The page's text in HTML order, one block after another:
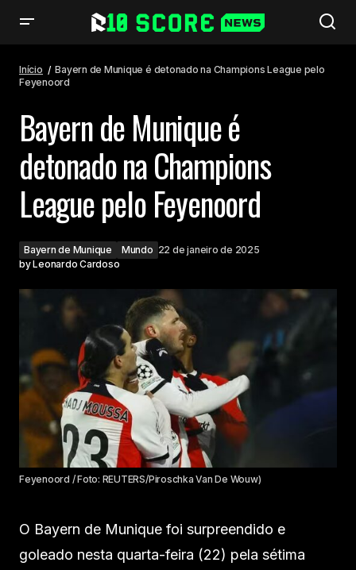
Início
Bayern de Munique é detonado na Champions League pelo
Feyenoord
Bayern de Munique é
detonado na Champions
League pelo Feyenoord
Bayern de Munique Mundo 22 de janeiro de 2025
byLeonardo Cardoso
Feyenoord / Foto: REUTERS/Piroschka Van De Wouw)
O Bayern de Munique foi surpreendido e
goleado nesta quarta-feira (22) pela sétima